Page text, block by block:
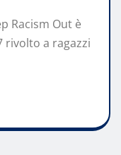
Racism Out è
rivolto a ragazzi